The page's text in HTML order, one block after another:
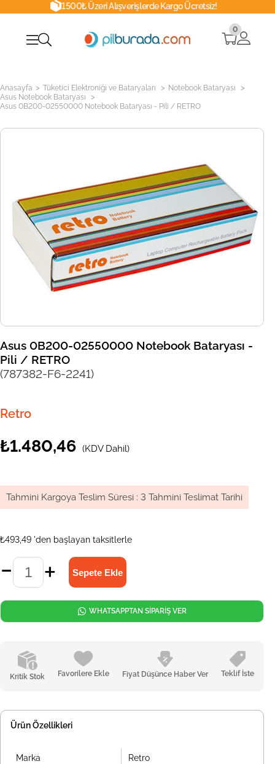
1500₺ Üzeri Alışverişlerde Kargo Ücretsiz!
0
Anasayfa > Tüketici Elektroniği ve Bataryaları > Notebook Bataryası >
Asus Notebook Bataryası >
Asus 0B200-02550000 Notebook Bataryası - Pili / RETRO
Asus 0B200-02550000 Notebook Bataryası -
Pili / RETRO
(787382-F6-2241)
Retro
₺1.480,46 (KDV Dahil)
Tahmini Kargoya Teslim Süresi : 3 Tahmini Teslimat Tarihi
₺493,49 'den başlayan taksitlerle
Kritik Stok Favorilere Ekle Fiyat Düşünce Haber Ver Teklif İste
WHATSAPPTAN SİPARİŞ VER
Ürün Özellikleri
Marka Retro